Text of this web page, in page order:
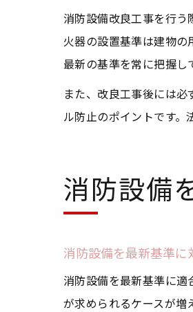
消防設備改良工事を行
火器の設置基準は建物の
最新の基準を常に把握し
また、改良工事後には
ル防止のポイントです。
消防設備
消防設備を最新基準
消防設備を最新基準に
が求められるケースが増